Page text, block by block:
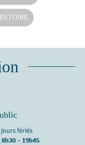
fériés
8h30 – 19h45